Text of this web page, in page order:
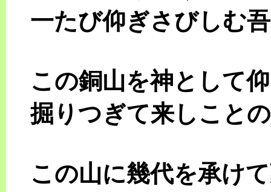
一たび仰ぎさびしむ
この銅山を神として
掘りつぎて来しこと
この山に幾代を承け